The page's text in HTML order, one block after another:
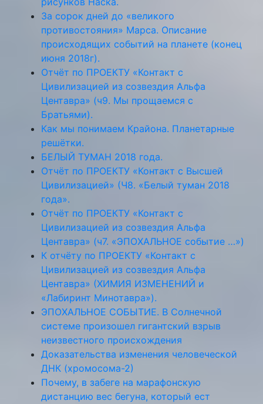
За сорок дней до «великого
противостояния» Марса. Описание
происходящих событий на планете (конец
июня 2018г).
Отчёт по ПРОЕКТУ «Контакт с
Цивилизацией из созвездия Альфа
Центавра» (ч9. Мы прощаемся с
Братьями).
Как мы понимаем Крайона. Планетарные
решётки.
БЕЛЫЙ ТУМАН 2018 года.
Отчёт по ПРОЕКТУ «Контакт с Высшей
Цивилизацией» (Ч8. «Белый туман 2018
года».
Отчёт по ПРОЕКТУ «Контакт с
Цивилизацией из созвездия Альфа
Центавра» (ч7. «ЭПОХАЛЬНОЕ событие …»)
К отчёту по ПРОЕКТУ «Контакт с
Цивилизацией из созвездия Альфа
Центавра» (ХИМИЯ ИЗМЕНЕНИЙ и
«Лабиринт Минотавра»).
ЭПОХАЛЬНОЕ СОБЫТИЕ. В Солнечной
системе произошел гигантский взрыв
неизвестного происхождения
Доказательства изменения человеческой
ДНК (хромосома-2)
Почему, в забеге на марафонскую
дистанцию вес бегуна, который ест